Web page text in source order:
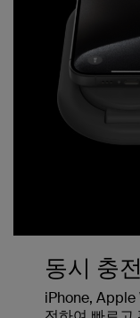
동시 충
iPhone, Apple